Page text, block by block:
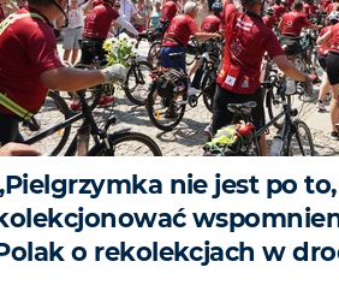
nie jest po
o rekolekcjach w